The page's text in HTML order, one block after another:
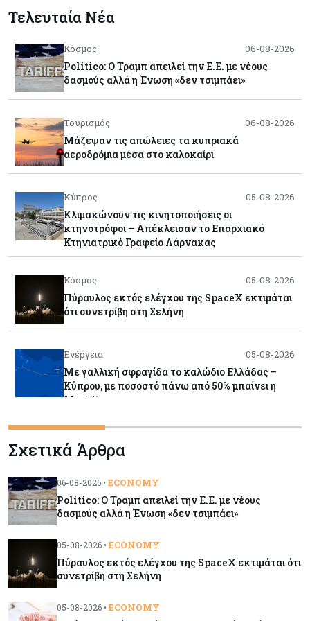
Τελευταία Νέα
Κόσμος 06-08-2026
Politico: Ο Τραμπ απειλεί την Ε.Ε. με νέους
δασμούς αλλά η Ένωση «δεν τσιμπάει»
Τουρισμός 06-08-2026
Μάζεψαν τις απώλειες τα κυπριακά
αεροδρόμια μέσα στο καλοκαίρι
Κύπρος 05-08-2026
Κλιμακώνουν τις κινητοποιήσεις οι
κτηνοτρόφοι – Απέκλεισαν το Επαρχιακό
Κτηνιατρικό Γραφείο Λάρνακας
Κόσμος 05-08-2026
Πύραυλος εκτός ελέγχου της SpaceX εκτιμάται
ότι συνετρίβη στη Σελήνη
Ενέργεια 05-08-2026
Με γαλλική σφραγίδα το καλώδιο Ελλάδας –
Κύπρου, με ποσοστό πάνω από 50% μπαίνει η
Meridiam
Επιτόκια: Μεγάλες αποκλίσεις από τράπεζα σε
Κόσμος
Ποιοι μπαίνουν στο στόχαστρο
Χρηματιστήρια: Οι δείκτες σε ιστορικά υψηλα –
Γιατί οι «Κασσάνδρες» βλέπουν «κλασική
Σχετικά Άρθρα
06-08-2026 • ECONOMY
Politico: Ο Τραμπ απειλεί την Ε.Ε. με νέους
δασμούς αλλά η Ένωση «δεν τσιμπάει»
05-08-2026 • ECONOMY
Πύραυλος εκτός ελέγχου της SpaceX εκτιμάται ότι
συνετρίβη στη Σελήνη
05-08-2026 • ECONOMY